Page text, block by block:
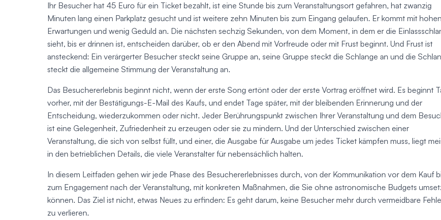
Ihr Besucher hat 45 Euro für ein Ticket bezahlt, ist eine Stunde bis zum Veranstaltungsort gefahren, hat zwanzig
Minuten lang einen Parkplatz gesucht und ist weitere zehn Minuten bis zum Eingang gelaufen. Er kommt mit hohen
Erwartungen und wenig Geduld an. Die nächsten sechzig Sekunden, von dem Moment, in dem er die
sieht, bis er drinnen ist, entscheiden darüber, ob er den Abend mit Vorfreude oder mit Frust beginnt. Und Frust ist
ansteckend: Ein verärgerter Besucher steckt seine Gruppe an, seine Gruppe steckt die Schlange an und die
steckt die allgemeine Stimmung der Veranstaltung an.
Das Besuchererlebnis beginnt nicht, wenn der erste Song ertönt oder der erste Vortrag eröffnet wird. Es beginnt
vorher, mit der Bestätigungs-E-Mail des Kaufs, und endet Tage später, mit der bleibenden Erinnerung und der
Entscheidung, wiederzukommen oder nicht. Jeder Berührungspunkt zwischen Ihrer Veranstaltung und dem
ist eine Gelegenheit, Zufriedenheit zu erzeugen oder sie zu mindern. Und der Unterschied zwischen einer
Veranstaltung, die sich von selbst füllt, und einer, die Ausgabe für Ausgabe um jedes Ticket kämpfen muss, liegt
in den betrieblichen Details, die viele Veranstalter für nebensächlich halten.
In diesem Leitfaden gehen wir jede Phase des Besuchererlebnisses durch, von der Kommunikation vor dem Kauf
zum Engagement nach der Veranstaltung, mit konkreten Maßnahmen, die Sie ohne astronomische Budgets
können. Das Ziel ist nicht, etwas Neues zu erfinden: Es geht darum, keine Besucher mehr durch vermeidbare
zu verlieren.